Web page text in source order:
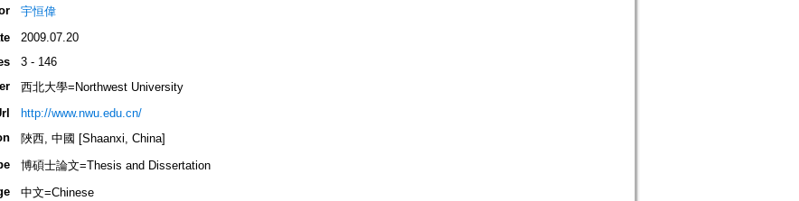
宇恒偉
2009.07.20
3 - 146
西北大學=Northwest University
http://www.nwu.edu.cn/
陜西, 中國 [Shaanxi, China]
博碩士論文=Thesis and Dissertation
中文=Chinese